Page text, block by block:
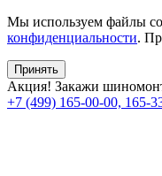
Мы используем файлы
конфиденциальности.
Принять
Акция! Закажи
+7 (499) 165-00-00, 165-